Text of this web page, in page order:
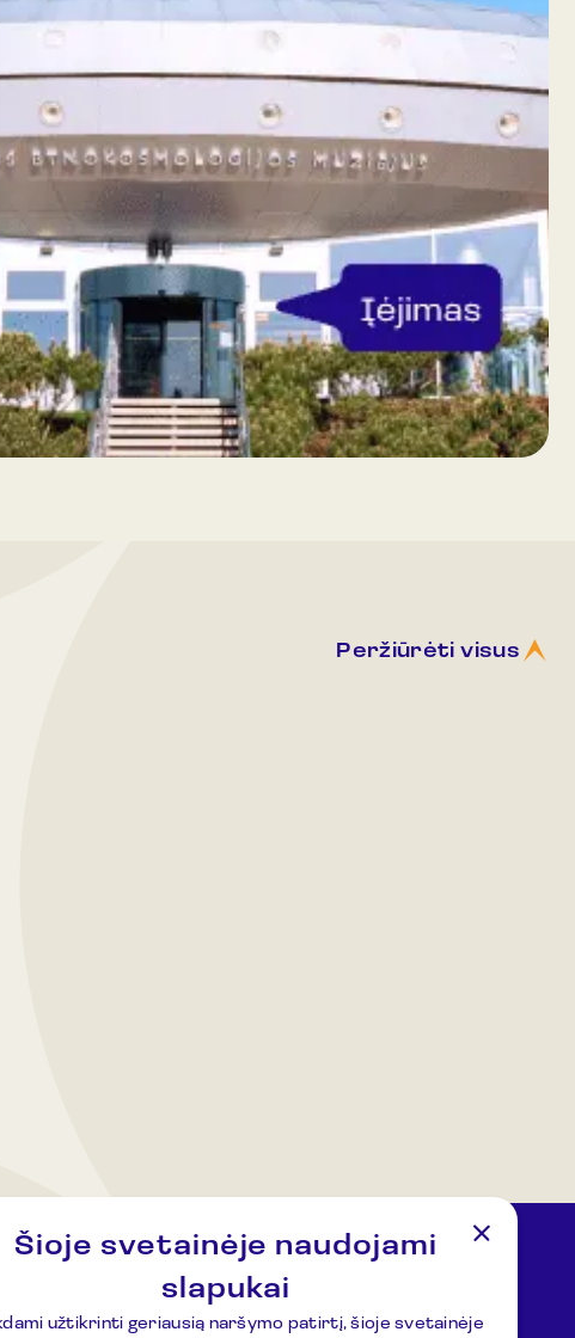
Peržiūrėti visus
Šioje svetainėje naudojami
slapukai
užtikrinti geriausią naršymo patirtį, šioje svetainėje